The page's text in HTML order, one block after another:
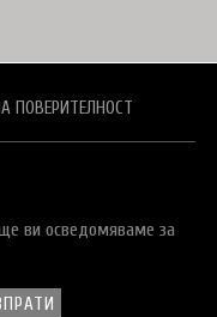
ПОВЕРИТЕЛНОСТ
ви осведомяваме за